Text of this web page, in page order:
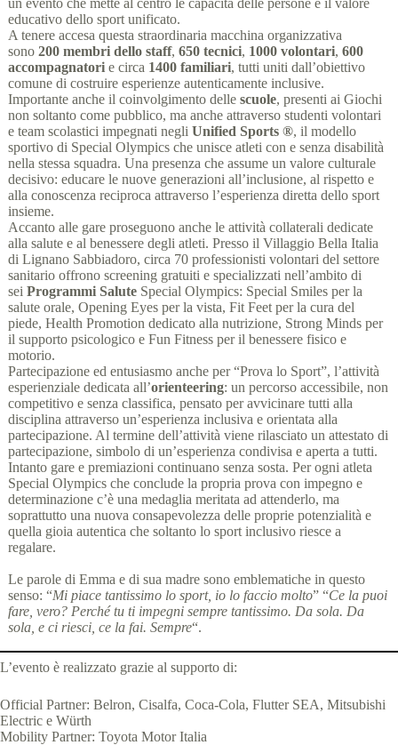
un evento che mette al centro le capacità delle persone e il valore
educativo dello sport unificato.
A tenere accesa questa straordinaria macchina organizzativa
sono 200 membri dello staff, 650 tecnici, 1000 volontari, 600
accompagnatori e circa 1400 familiari, tutti uniti dall’obiettivo
comune di costruire esperienze autenticamente inclusive.
Importante anche il coinvolgimento delle scuole, presenti ai Giochi
non soltanto come pubblico, ma anche attraverso studenti volontari
e team scolastici impegnati negli Unified Sports ®, il modello
sportivo di Special Olympics che unisce atleti con e senza disabilità
nella stessa squadra. Una presenza che assume un valore culturale
decisivo: educare le nuove generazioni all’inclusione, al rispetto e
alla conoscenza reciproca attraverso l’esperienza diretta dello sport
insieme.
Accanto alle gare proseguono anche le attività collaterali dedicate
alla salute e al benessere degli atleti. Presso il Villaggio Bella Italia
di Lignano Sabbiadoro, circa 70 professionisti volontari del settore
sanitario offrono screening gratuiti e specializzati nell’ambito di
sei Programmi Salute Special Olympics: Special Smiles per la
salute orale, Opening Eyes per la vista, Fit Feet per la cura del
piede, Health Promotion dedicato alla nutrizione, Strong Minds per
il supporto psicologico e Fun Fitness per il benessere fisico e
motorio.
Partecipazione ed entusiasmo anche per “Prova lo Sport”, l’attività
esperienziale dedicata all’orienteering: un percorso accessibile, non
competitivo e senza classifica, pensato per avvicinare tutti alla
disciplina attraverso un’esperienza inclusiva e orientata alla
partecipazione. Al termine dell’attività viene rilasciato un attestato di
partecipazione, simbolo di un’esperienza condivisa e aperta a tutti.
Intanto gare e premiazioni continuano senza sosta. Per ogni atleta
Special Olympics che conclude la propria prova con impegno e
determinazione c’è una medaglia meritata ad attenderlo, ma
soprattutto una nuova consapevolezza delle proprie potenzialità e
quella gioia autentica che soltanto lo sport inclusivo riesce a
regalare.
Le parole di Emma e di sua madre sono emblematiche in questo
senso: “Mi piace tantissimo lo sport, io lo faccio molto” “Ce la puoi
fare, vero? Perché tu ti impegni sempre tantissimo. Da sola. Da
sola, e ci riesci, ce la fai. Sempre“.
L’evento è realizzato grazie al supporto di:
Official Partner: Belron, Cisalfa, Coca-Cola, Flutter SEA, Mitsubishi
Electric e Würth
Mobility Partner: Toyota Motor Italia